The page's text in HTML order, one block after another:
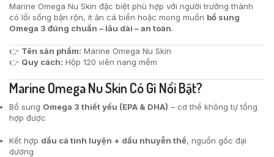
Marine Omega Nu Skin đặc biệt phù hợp với người trưởng thành
có lối sống bận rộn, ít ăn cá biển hoặc mong muốn bổ sung
Omega 3 đúng chuẩn – lâu dài – an toàn.
👉 Tên sản phẩm: Marine Omega Nu Skin
👉 Quy cách: Hộp 120 viên nang mềm
Marine Omega Nu Skin Có Gì Nổi Bật?
Bổ sung Omega 3 thiết yếu (EPA & DHA) – cơ thể không tự tổng
hợp được
Kết hợp dầu cá tinh luyện + dầu nhuyễn thể, nguồn gốc đại
dương